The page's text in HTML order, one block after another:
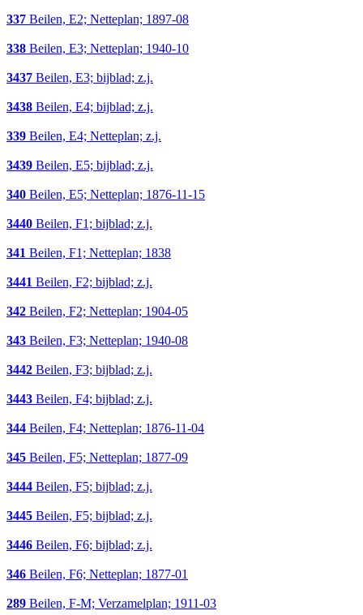
337 Beilen, E2; Netteplan; 1897-08
338 Beilen, E3; Netteplan; 1940-10
3437 Beilen, E3; bijblad; z.j.
3438 Beilen, E4; bijblad; z.j.
339 Beilen, E4; Netteplan; z.j.
3439 Beilen, E5; bijblad; z.j.
340 Beilen, E5; Netteplan; 1876-11-15
3440 Beilen, F1; bijblad; z.j.
341 Beilen, F1; Netteplan; 1838
3441 Beilen, F2; bijblad; z.j.
342 Beilen, F2; Netteplan; 1904-05
343 Beilen, F3; Netteplan; 1940-08
3442 Beilen, F3; bijblad; z.j.
3443 Beilen, F4; bijblad; z.j.
344 Beilen, F4; Netteplan; 1876-11-04
345 Beilen, F5; Netteplan; 1877-09
3444 Beilen, F5; bijblad; z.j.
3445 Beilen, F5; bijblad; z.j.
3446 Beilen, F6; bijblad; z.j.
346 Beilen, F6; Netteplan; 1877-01
289 Beilen, F-M; Verzamelplan; 1911-03